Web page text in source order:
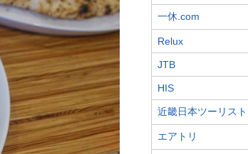
一休.com
Relux
JTB
HIS
近畿日本ツーリスト
エアトリ